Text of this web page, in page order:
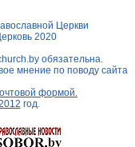
Церкви
2020
обязательна.
мнение по поводу сайта
формой.
год.